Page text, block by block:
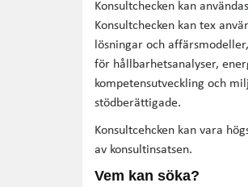
Konsultchecken kan
Konsultchecken kan tex
lösningar och
för hållbarhetsanalyser,
kompetensutveckling och
stödberättigade.
Konsultcehcken kan vara
av konsultinsatsen.
Vem kan söka?